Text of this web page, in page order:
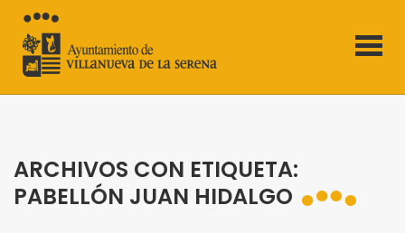
ARCHIVOS CON ETIQUETA:
PABELLÓN JUAN HIDALGO